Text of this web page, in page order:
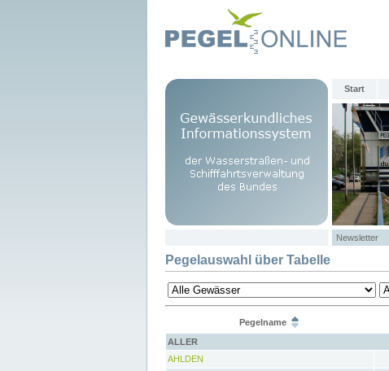
Start
Newsletter
Pegelauswahl über Tabelle
Pegelname
ALLER
AHLDEN